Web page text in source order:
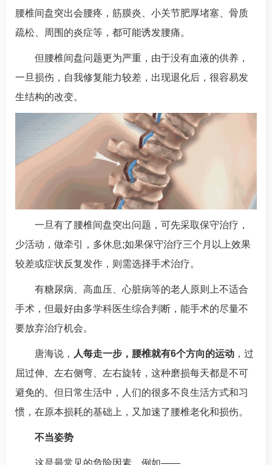
腰椎间盘突出会腰疼，筋膜炎、小关节肥厚堵塞、骨质
疏松、周围的炎症等，都可能诱发腰痛。
但腰椎间盘问题更为严重，由于没有血液的供养，
一旦损伤，自我修复能力较差，出现退化后，很容易发
生结构的改变。
一旦有了腰椎间盘突出问题，可先采取保守治疗，
少活动，做牵引，多休息;如果保守治疗三个月以上效果
较差或症状反复发作，则需选择手术治疗。
有糖尿病、 高血压、心脏病等的老人原则上不适合
手术，但最好由多学科医生综合判断，能手术的尽量不
要放弃治疗机会。
唐海说， 人每走一步，腰椎就有6个方向的运动 ，过
屈过伸、左右侧弯、左右旋转，这种磨损每天都是不可
避免的。但日常生活中，人们的很多不良生活方式和习
惯，在原本损耗的基础上，又加速了腰椎老化和损伤。
不当姿势